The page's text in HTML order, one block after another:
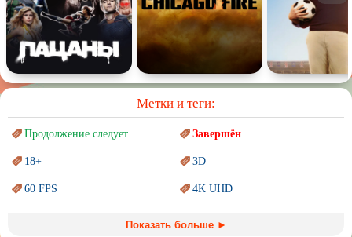
Метки и теги:
Продолжение следует... Завершён
18+ 3D
60 FPS 4K UHD
Показать больше ►